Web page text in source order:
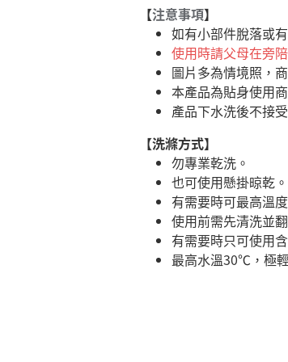
【注意事項】
如有小部件脫落或
使用時請父母在旁
圖片多為情境照，
本產品為貼身使用
產品下水洗後不接
【洗滌方式】
勿專業乾洗。
也可使用懸掛晾乾。
有需要時可最高溫
使用前需先清洗並
有需要時只可使用
最高水溫30℃，極